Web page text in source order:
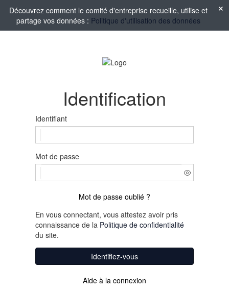
Découvrez comment le comité d'entreprise recueille, utilise et
partage vos données : Politique d'utilisation des données
Identification
Identifiant
Mot de passe
Mot de passe oublié ?
En vous connectant, vous attestez avoir pris
connaissance de la Politique de confidentialité
du site.
Identifiez-vous
Aide à la connexion